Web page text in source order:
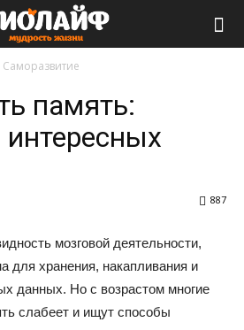
Саморазвитие
память:
интересных
887
мозговой деятельности,
для хранения, накапливания и
данных. Но с возрастом многие
слабеет и ищут способы